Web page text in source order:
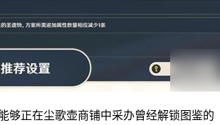
正在尘歌壶商铺中采办曾经解锁图鉴的